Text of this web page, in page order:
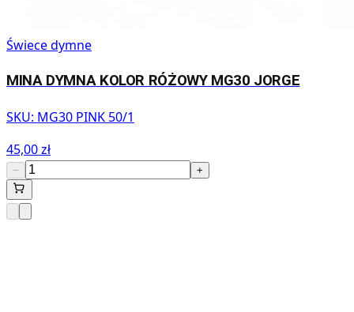
Świece dymne
MINA DYMNA KOLOR RÓŻOWY MG30 JORGE
SKU: MG30 PINK 50/1
45,00 zł
− +